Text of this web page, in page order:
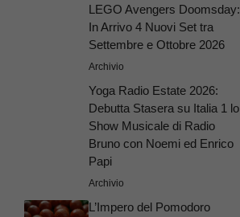
LEGO Avengers Doomsday:
In Arrivo 4 Nuovi Set tra
Settembre e Ottobre 2026
Archivio
Yoga Radio Estate 2026:
Debutta Stasera su Italia 1 lo
Show Musicale di Radio
Bruno con Noemi ed Enrico
Papi
Archivio
L’Impero del Pomodoro